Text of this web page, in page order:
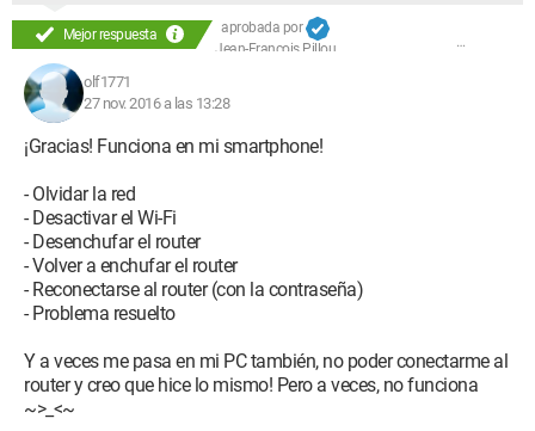
Mejor respuesta
aprobada por
Jean-François Pillou
olf1771
27 nov. 2016 a las 13:28
¡Gracias! Funciona en mi smartphone!
- Olvidar la red
- Desactivar el Wi-Fi
- Desenchufar el router
- Volver a enchufar el router
- Reconectarse al router (con la contraseña)
- Problema resuelto
Y a veces me pasa en mi PC también, no poder conectarme al
router y creo que hice lo mismo! Pero a veces, no funciona
~>_<~